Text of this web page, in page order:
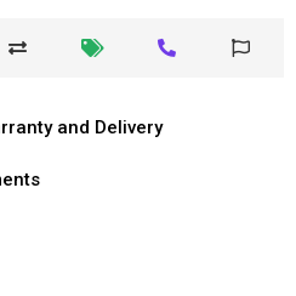
and Delivery